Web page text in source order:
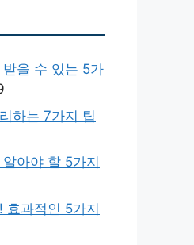
을 수 있는 5가
하는 7가지 팁
아야 할 5가지
효과적인 5가지